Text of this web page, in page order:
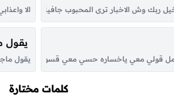
دخيل ربك وش الاخبار ترى المحبوب جافينيالا
قولي معي ياخساره حسي معي قسوه لهيبي وناري
يقول
يقول
كلمات مختارة